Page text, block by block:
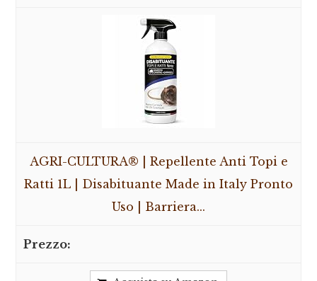
AGRI-CULTURA® | Repellente Anti Topi e
Ratti 1L | Disabituante Made in Italy Pronto
Uso | Barriera...